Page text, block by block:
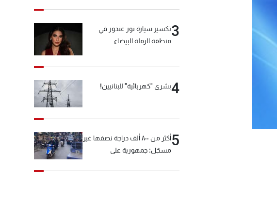
3تكسير سيارة نور غندور في
منطقة الرملة البيضاء
4بشرى "كهربائية" للبنانيين!
5
أكثر من ٨٠٠ ألف دراجة نصفها غير
مسجّل: جمهورية على